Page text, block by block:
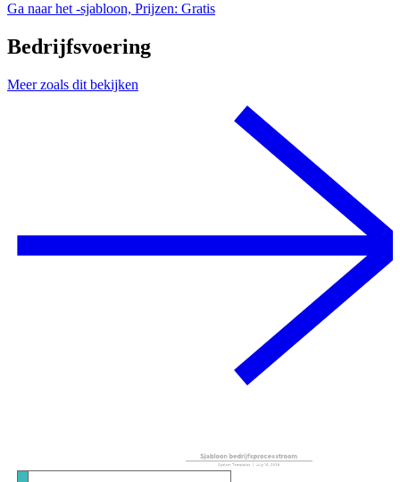
Ga naar het -sjabloon, Prijzen: Gratis
Bedrijfsvoering
Meer zoals dit bekijken